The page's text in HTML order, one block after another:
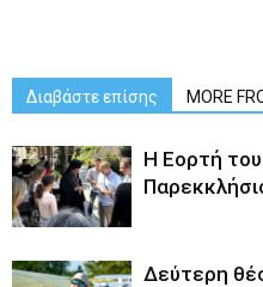
Διαβάστε επίσης MORE
H Εορτή του
Δεύτερη